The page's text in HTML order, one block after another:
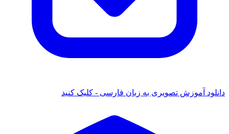
آموزش تصویری به زبان فارسی - کلیک کنید